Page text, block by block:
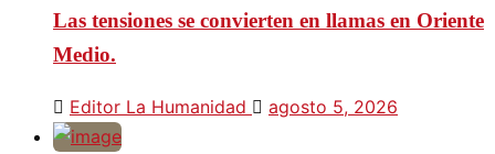
Las tensiones se convierten en llamas en Oriente
Medio.
Editor La Humanidad agosto 5, 2026